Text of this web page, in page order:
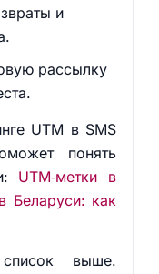
и
рассылку
UTM в SMS
понять
UTM‑метки в
Беларуси: как
выше.